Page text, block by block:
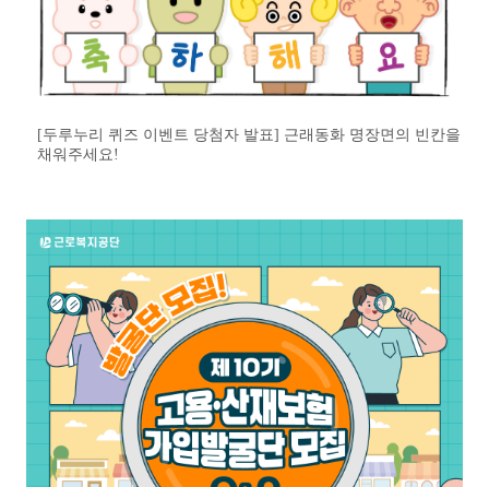
[두루누리 퀴즈 이벤트 당첨자 발표] 근래동화 명장면의 빈칸을
채워주세요!